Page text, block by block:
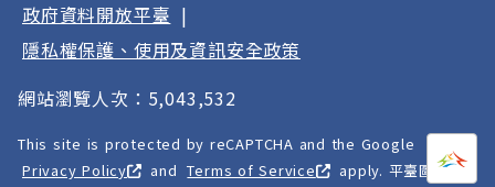
打開
政府資料開放平臺 |
隱私權保護、使用及資訊安全政策
網站瀏覽人次：5,043,532
This site is protected by reCAPTCHA and the Google
Privacy Policy
and Terms of Service apply. 平臺圖像以